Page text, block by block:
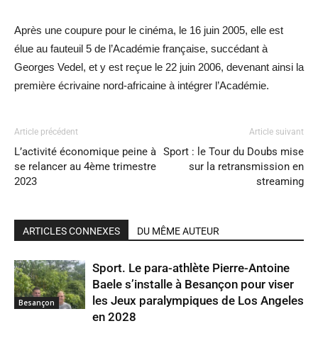
Après une coupure pour le cinéma, le 16 juin 2005, elle est
élue au fauteuil 5 de l’Académie française, succédant à
Georges Vedel, et y est reçue le 22 juin 2006, devenant ainsi la
première écrivaine nord-africaine à intégrer l’Académie.
Article précédent
L’activité économique peine à
se relancer au 4ème trimestre
2023
Article suivant
Sport : le Tour du Doubs mise
sur la retransmission en
streaming
ARTICLES CONNEXES DU MÊME AUTEUR
Besançon
Sport. Le para-athlète Pierre-Antoine
Baele s’installe à Besançon pour viser
les Jeux paralympiques de Los Angeles
en 2028